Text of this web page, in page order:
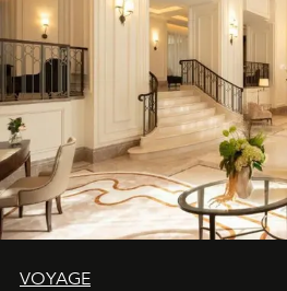
VOYAGE